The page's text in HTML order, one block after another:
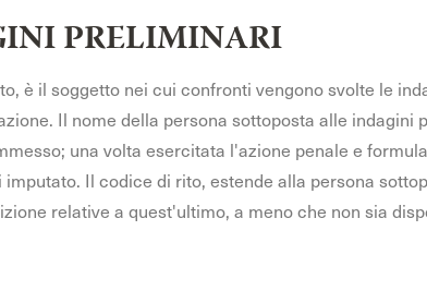
PRELIMINARI
è il soggetto nei cui confronti vengono svolte le
Il nome della persona sottoposta alle indagini
una volta esercitata l'azione penale e
Il codice di rito, estende alla persona
relative a quest'ultimo, a meno che non sia